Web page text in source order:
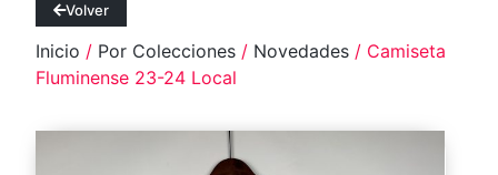
Volver
Inicio / Por Colecciones / Novedades / Camiseta
Fluminense 23-24 Local